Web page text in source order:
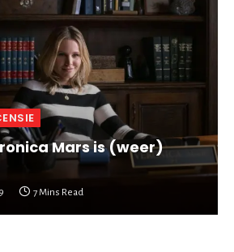
Mars is (weer)
7 Mins Read